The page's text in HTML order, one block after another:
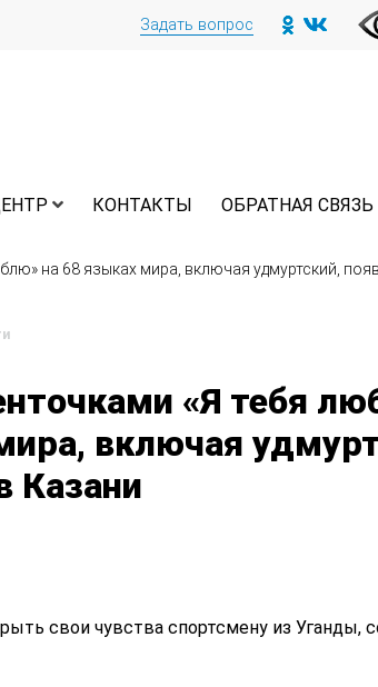
Задать вопрос
КОНТАКТЫ ОБРАТНАЯ СВЯЗЬ
на 68 языках мира, включая удмуртский,
«Я тебя
включая
Казани
свои чувства спортсмену из Уганды,